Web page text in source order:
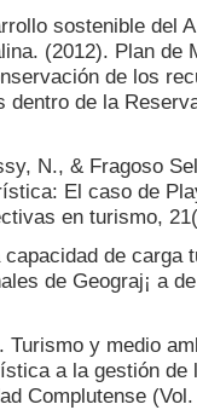
sostenible del
(2012). Plan de
de los
de la
N., & Fragoso
El caso de
en turismo,
capacidad de
de Geograj¡ a
Turismo y medio
a la gestión
Complutense